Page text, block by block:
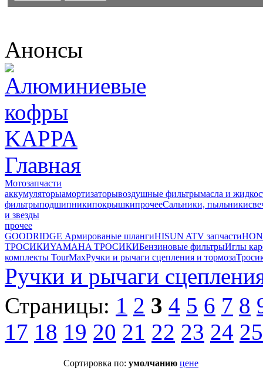
Анонсы
Главная
Мотозапчасти
аккумуляторыамортизаторывоздушные фильтрымасла и
фильтрыподшипникипокрышкипрочееСальники, пыльники
и звезды
прочее
GOODRIDGE Армированые шлангиHISUN ATV запчасти
ТРОСИКИYAMAHA ТРОСИКИБензиновые фильтрыИглы
комплекты TourMaxРучки и рычаги сцепления и тормоза
Ручки и рычаги
Страницы: 1 2 3 4 5 6 7 8
17 18 19 20 21 22 23 24 25
Сортировка по: умолчанию цене